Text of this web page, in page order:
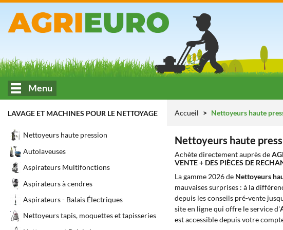
Menu
LAVAGE ET MACHINES POUR LE NETTOYAGE
Nettoyeurs haute pression
Autolaveuses
Aspirateurs Multifonctions
Aspirateurs à cendres
Aspirateurs - Balais Électriques
Nettoyeurs tapis, moquettes et tapisseries
Accueil Nettoyeurs haute
Nettoyeurs haute
Achète directement auprès de
VENTE + DES PIÈCES DE
La gamme 2026 de Nettoyeurs
mauvaises surprises : à la
depuis les conseils pré-vente
site en ligne qui offre le service d'
est accessible depuis votre